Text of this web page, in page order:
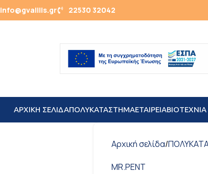
info@gvalilis.gr 22530 32042
ΑΡΧΙΚΗ ΣΕΛΙΔΑΠΟΛΥΚΑΤΑΣΤΗΜΑΕΤΑΙΡΕΙΑ
Αρχική σελίδα/
MR.PENT